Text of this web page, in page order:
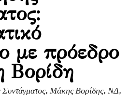
με πρόεδρο
Βορίδη
Μάκης Βορίδης, ΝΔ,